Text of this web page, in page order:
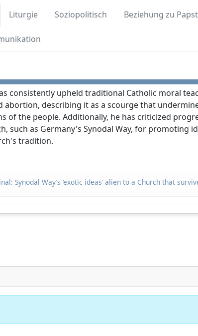
Liturgie Soziopolitisch Beziehung zu
consistently upheld traditional Catholic moral
abortion, describing it as a scourge that
of the people. Additionally, he has criticized
such as Germany's Synodal Way, for promoting
tradition.
Synodal Way’s ‘exotic ideas’ alien to a Church that
unsere Mission
hinter Conclavoscope,
um weiterhin
und das Verständnis
Unabhängige